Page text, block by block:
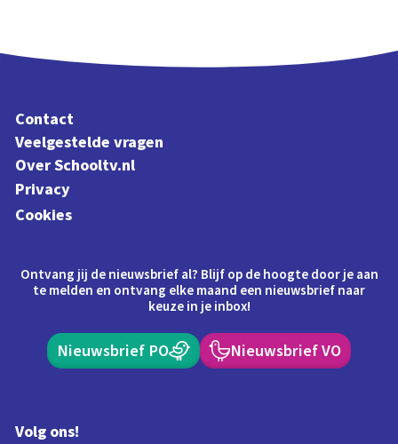
Contact
Veelgestelde vragen
Over Schooltv.nl
Privacy
Cookies
Ontvang jij de nieuwsbrief al? Blijf op de hoogte door je aan
te melden en ontvang elke maand een nieuwsbrief naar
keuze in je inbox!
Nieuwsbrief PO Nieuwsbrief VO
Volg ons!